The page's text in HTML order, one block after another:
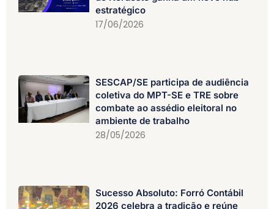
estratégico
17/06/2026
SESCAP/SE participa de audiência
coletiva do MPT-SE e TRE sobre
combate ao assédio eleitoral no
ambiente de trabalho
28/05/2026
Sucesso Absoluto: Forró Contábil
2026 celebra a tradição e reúne